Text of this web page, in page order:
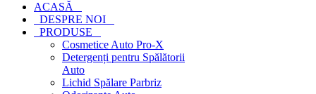
ACASĂ
DESPRE NOI
PRODUSE
Cosmetice Auto Pro-X
Detergenți pentru Spălătorii
Auto
Lichid Spălare Parbriz